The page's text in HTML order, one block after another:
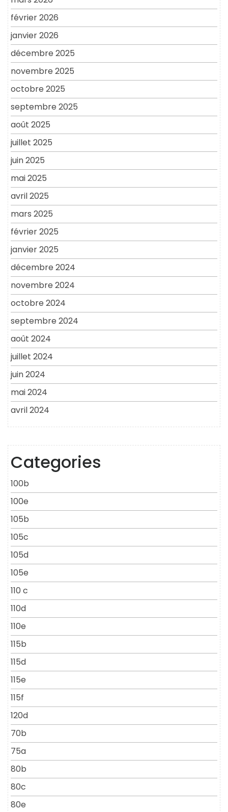
février 2026
janvier 2026
décembre 2025
novembre 2025
octobre 2025
septembre 2025
août 2025
juillet 2025
juin 2025
mai 2025
avril 2025
mars 2025
février 2025
janvier 2025
décembre 2024
novembre 2024
octobre 2024
septembre 2024
août 2024
juillet 2024
juin 2024
mai 2024
avril 2024
Categories
100b
100e
105b
105c
105d
105e
110 c
110d
110e
115b
115d
115e
115f
120d
70b
75a
80b
80c
80e